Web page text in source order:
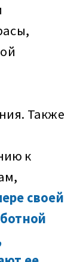
Также
к
своей